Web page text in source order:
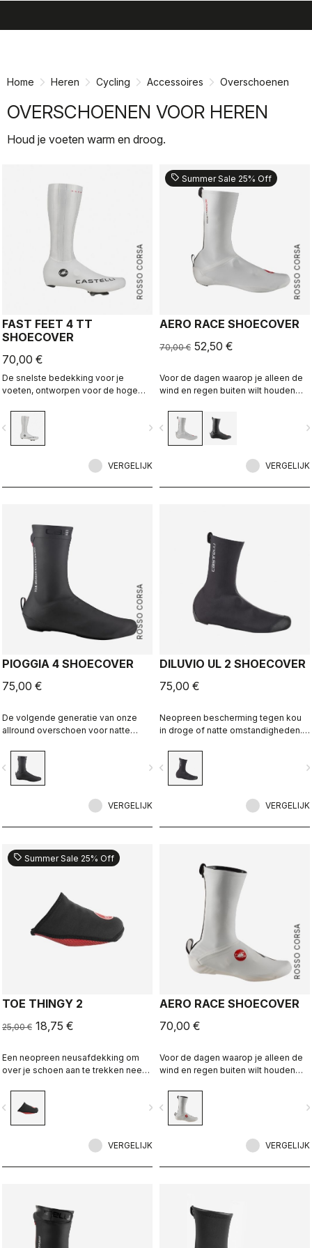
Home Heren Cycling Accessoires Overschoenen
OVERSCHOENEN VOOR HEREN
Houd je voeten warm en droog.
ROSSO CORSA
FAST FEET 4 TT
SHOECOVER
70,00 €
De snelste bedekking voor je
voeten, ontworpen voor de hoge
navigate_next
VERGELIJK
ROSSO CORSA
sell Summer Sale 25% Off
AERO RACE SHOECOVER
70,00 € 52,50 €
Voor de dagen waarop je alleen de
wind en regen buiten wilt houden
rekbare stof vormt zich naar de
schoen voor een perfecte,
aerodynamische pasvorm terwijl het
navigate_before
VERGELIJK
ROSSO CORSA
PIOGGIA 4 SHOECOVER
75,00 €
De volgende generatie van onze
allround overschoen voor natte
pasvorm en fleece voering maken
dit een warme, comfortabele
overschoen in droge
navigate_next
VERGELIJK
DILUVIO UL 2 SHOECOVER
75,00 €
Neopreen bescherming tegen kou
in droge of natte omstandigheden.
navigate_before
VERGELIJK
sell Summer Sale 25% Off
TOE THINGY 2
25,00 € 18,75 €
Een neopreen neusafdekking om
over je schoen aan te trekken neemt
je schoen laten zitten.
navigate_next
VERGELIJK
ROSSO CORSA
AERO RACE SHOECOVER
70,00 €
Voor de dagen waarop je alleen de
wind en regen buiten wilt houden
rekbare stof vormt zich naar de
schoen voor een perfecte,
aerodynamische pasvorm terwijl het
navigate_before
VERGELIJK